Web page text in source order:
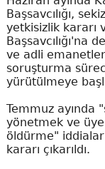
Başsavcılığı,
yetkisizlik kararı
Başsavcılığı'na
ve adli emanetler
soruşturma
yürütülmeye
Temmuz ayında
yönetmek ve
öldürme"
kararı çıkarıldı.